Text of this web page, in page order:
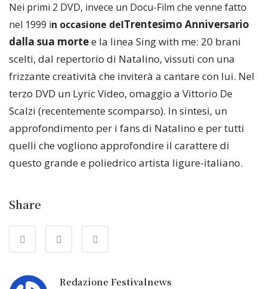
Nei primi 2 DVD, invece un Docu-Film che venne fatto
nel 1999 in occasione delTrentesimo Anniversario
dalla sua mortee la linea Sing with me: 20 brani
scelti, dal repertorio di Natalino, vissuti con una
frizzante creatività che inviterà a cantare con lui. Nel
terzo DVD un Lyric Video, omaggio a Vittorio De
Scalzi (recentemente scomparso). In sintesi, un
approfondimento per i fans di Natalino e per tutti
quelli che vogliono approfondire il carattere di
questo grande e poliedrico artista ligure-italiano.
Share
Redazione Festivalnews